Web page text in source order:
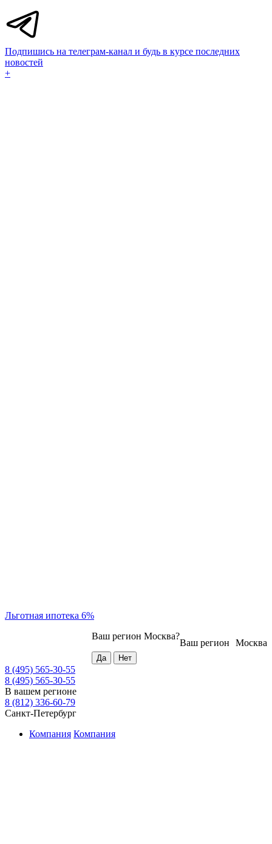
Подпишись на телеграм-канал и будь в курсе последних
новостей
+
Льготная ипотека 6%
Москва
Ваш регион
Ваш регион Москва?
8 (495) 565-30-55
8 (495) 565-30-55
В вашем регионе
8 (812) 336-60-79
Санкт-Петербург
Компания Компания